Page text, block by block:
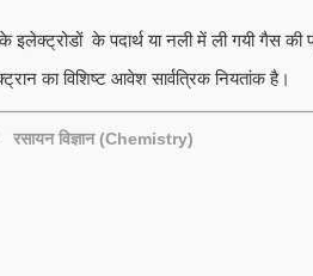
के पदार्थ या नली में ली गयी गैस की
का विशिष्ट आवेश सार्वत्रिक नियतांक है।
रसायन विज्ञान (Chemistry)